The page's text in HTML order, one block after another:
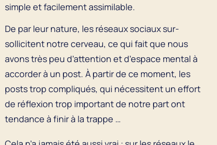
simple et facilement assimilable.
De par leur nature, les réseaux sociaux sur-
sollicitent notre cerveau, ce qui fait que nous
avons très peu d’attention et d’espace mental à
accorder à un post. À partir de ce moment, les
posts trop compliqués, qui nécessitent un effort
de réflexion trop important de notre part ont
tendance à finir à la trappe …